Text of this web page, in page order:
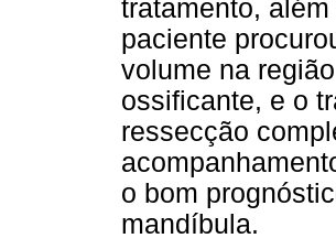
tratamento,
paciente
volume na
ossificante, e o
ressecção
o bom
mandíbula.